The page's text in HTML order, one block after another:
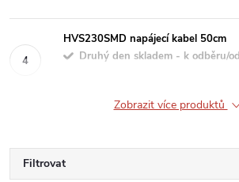
HVS230SMD napájecí kabel 50cm
Druhý den skladem - k odběru/
Zobrazit více produktů
Filtrovat